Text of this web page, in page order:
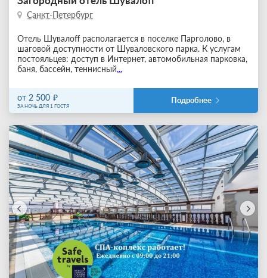
Санкт-Петербург
Отель Шувалоff располагается в поселке Парголово, в
шаговой доступности от Шуваловского парка. К услугам
постояльцев: доступ в Интернет, автомобильная парковка,
баня, бассейн, теннисный...
от 2 500
ЗА НОЧЬ ДЛЯ 1 ГОСТЯ
Подробнее